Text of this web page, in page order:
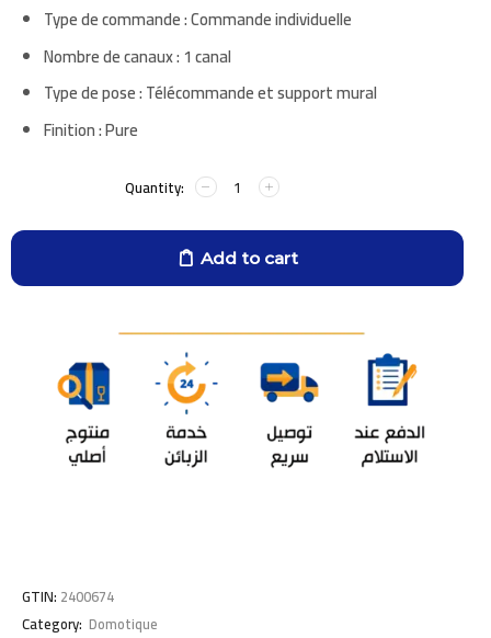
Type de commande : Commande individuelle
Nombre de canaux : 1 canal
Type de pose : Télécommande et support mural
Finition : Pure
Add to cart
GTIN: 2400674
Category: Domotique